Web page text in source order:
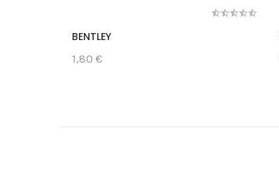
BENTLEY
1,80 €